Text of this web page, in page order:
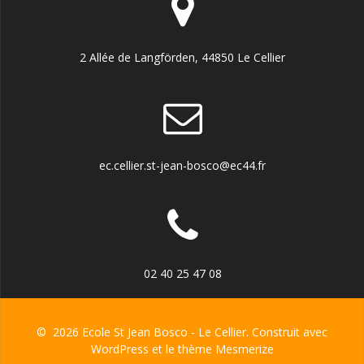
2 Allée de Langförden, 44850 Le Cellier
ec.cellier.st-jean-bosco@ec44.fr
02 40 25 47 08
© 2026 Ecole St Jean Bosco - Le Cellier. Construit avec
WordPress et lethème Mesmerize